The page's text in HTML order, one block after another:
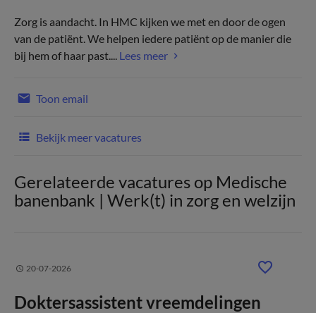
Zorg is aandacht. In HMC kijken we met en door de ogen
van de patiënt. We helpen iedere patiënt op de manier die
bij hem of haar past.... Lees meer
Toon email
Bekijk meer vacatures
Gerelateerde vacatures op Medische
banenbank | Werk(t) in zorg en welzijn
20-07-2026
Doktersassistent vreemdelingen